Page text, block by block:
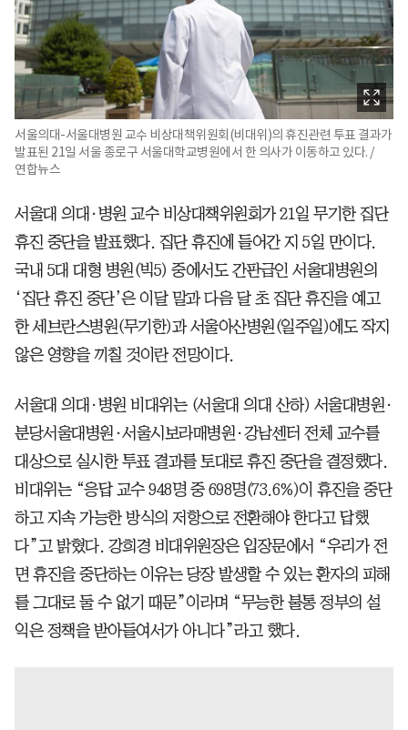
서울의대-서울대병원 교수 비상대책위원회(비대위)의 휴진관련 투표 결과가
발표된 21일 서울 종로구 서울대학교병원에서 한 의사가 이동하고 있다. /
연합뉴스
서울대 의대·병원 교수 비상대책위원회가 21일 무기한 집단
휴진 중단을 발표했다. 집단 휴진에 들어간 지 5일 만이다.
국내 5대 대형 병원(빅5) 중에서도 간판급인 서울대병원의
‘집단 휴진 중단’은 이달 말과 다음 달 초 집단 휴진을 예고
한 세브란스병원(무기한)과 서울아산병원(일주일)에도 작지
않은 영향을 끼칠 것이란 전망이다.
서울대 의대·병원 비대위는 (서울대 의대 산하) 서울대병원·
분당서울대병원·서울시보라매병원·강남센터 전체 교수를
대상으로 실시한 투표 결과를 토대로 휴진 중단을 결정했다.
비대위는 “응답 교수 948명 중 698명(73.6%)이 휴진을 중단
하고 지속 가능한 방식의 저항으로 전환해야 한다고 답했
다”고 밝혔다. 강희경 비대위원장은 입장문에서 “우리가 전
면 휴진을 중단하는 이유는 당장 발생할 수 있는 환자의 피해
를 그대로 둘 수 없기 때문”이라며 “무능한 불통 정부의 설
익은 정책을 받아들여서가 아니다”라고 했다.